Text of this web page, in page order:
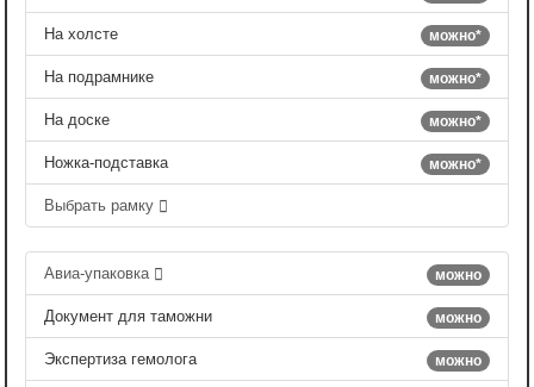
можно*
На холсте
можно*
На подрамнике
можно*
На доске
можно*
Ножка-подставка
Выбрать рамку
можно
Авиа-упаковка
можно
Документ для таможни
можно
Экспертиза гемолога